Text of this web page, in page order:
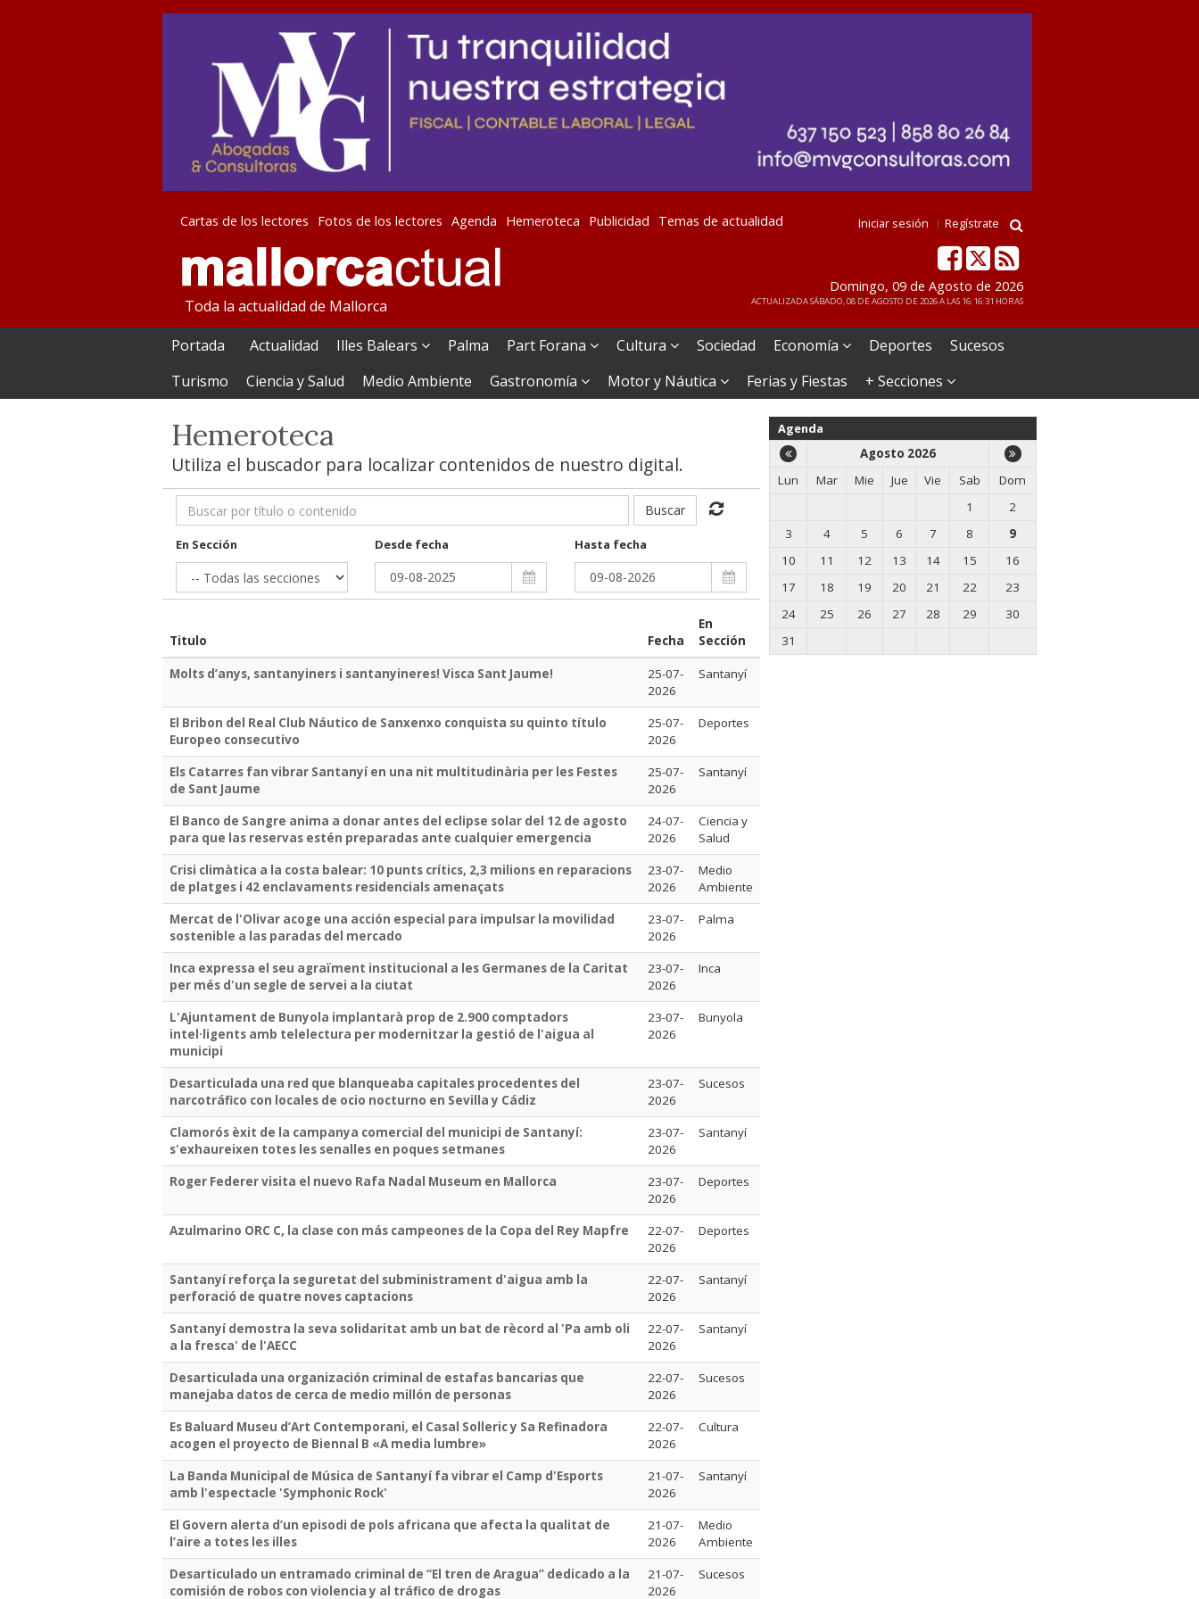
Cartas de los lectores Fotos de los lectores Agenda Hemeroteca Publicidad Temas de actualidad Iniciar sesión Regístrate
Toda la actualidad de Mallorca
Domingo, 09 de Agosto de 2026
ACTUALIZADA SÁBADO, 08 DE AGOSTO DE 2026 A LAS 16:16:31 HORAS
Portada Actualidad Illes Balears Palma Part Forana Cultura Sociedad Economía Deportes
Sucesos
Turismo
Ciencia y Salud Medio Ambiente Gastronomía Motor y Náutica Ferias y Fiestas + Secciones
Hemeroteca
Utiliza el buscador para localizar contenidos de nuestro digital.
Buscar
En Sección Desde fecha Hasta fecha
Titulo Fecha
En
Sección
Molts d’anys, santanyiners i santanyineres! Visca Sant Jaume!
25-07-
2026
Santanyí
El Bribon del Real Club Náutico de Sanxenxo conquista su quinto título
Europeo consecutivo
25-07-
2026
Deportes
Els Catarres fan vibrar Santanyí en una nit multitudinària per les Festes
de Sant Jaume
25-07-
2026
Santanyí
El Banco de Sangre anima a donar antes del eclipse solar del 12 de agosto
para que las reservas estén preparadas ante cualquier emergencia
24-07-
2026
Ciencia y
Salud
Crisi climàtica a la costa balear: 10 punts crítics, 2,3 milions en reparacions
de platges i 42 enclavaments residencials amenaçats
23-07-
2026
Medio
Ambiente
Mercat de l'Olivar acoge una acción especial para impulsar la movilidad
sostenible a las paradas del mercado
23-07-
2026
Palma
Inca expressa el seu agraïment institucional a les Germanes de la Caritat
per més d'un segle de servei a la ciutat
23-07-
2026
Inca
L'Ajuntament de Bunyola implantarà prop de 2.900 comptadors
intel·ligents amb telelectura per modernitzar la gestió de l'aigua al
municipi
23-07-
2026
Bunyola
Desarticulada una red que blanqueaba capitales procedentes del
narcotráfico con locales de ocio nocturno en Sevilla y Cádiz
23-07-
2026
Sucesos
Clamorós èxit de la campanya comercial del municipi de Santanyí:
s'exhaureixen totes les senalles en poques setmanes
23-07-
2026
Santanyí
Roger Federer visita el nuevo Rafa Nadal Museum en Mallorca
23-07-
2026
Deportes
Azulmarino ORC C, la clase con más campeones de la Copa del Rey Mapfre
22-07-
2026
Deportes
Santanyí reforça la seguretat del subministrament d'aigua amb la
perforació de quatre noves captacions
22-07-
2026
Santanyí
Santanyí demostra la seva solidaritat amb un bat de rècord al 'Pa amb oli
a la fresca' de l'AECC
22-07-
2026
Santanyí
Desarticulada una organización criminal de estafas bancarias que
manejaba datos de cerca de medio millón de personas
22-07-
2026
Sucesos
Es Baluard Museu d’Art Contemporani, el Casal Solleric y Sa Refinadora
acogen el proyecto de Biennal B «A media lumbre»
22-07-
2026
Cultura
La Banda Municipal de Música de Santanyí fa vibrar el Camp d'Esports
amb l'espectacle 'Symphonic Rock'
21-07-
2026
Santanyí
El Govern alerta d’un episodi de pols africana que afecta la qualitat de
l’aire a totes les illes
21-07-
2026
Medio
Ambiente
Desarticulado un entramado criminal de “El tren de Aragua” dedicado a la
comisión de robos con violencia y al tráfico de drogas
21-07-
2026
Sucesos
Agenda
Agosto 2026
Lun
Mar Mie Jue Vie Sab
Dom
1
2
3
4 5 6 7 8
9
10
11 12 13 14 15
16
17
18 19 20 21 22
23
24
25 26 27 28 29
30
31